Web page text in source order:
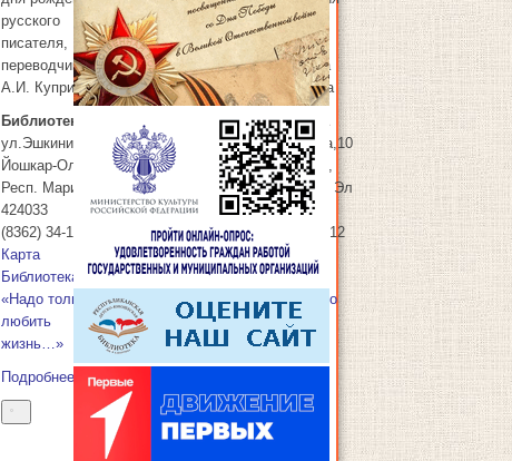
русского
писателя,
переводчика
А.И. Куприна
Библиотека
ул.Эшкинина,10
Йошкар-Ола
Респ. Марий Эл
424033
(8362) 34-15-12
Карта
Библиотека
«Надо только
любить
жизнь…»
Подробнее
русского
писателя,
переводчика
А.И. Куприна
Библиотека
ул.Эшкинина,10
Йошкар-Ола
Респ. Марий Эл
424033
(8362) 34-15-12
Карта
Библиотека
«Надо только
любить
жизнь…»